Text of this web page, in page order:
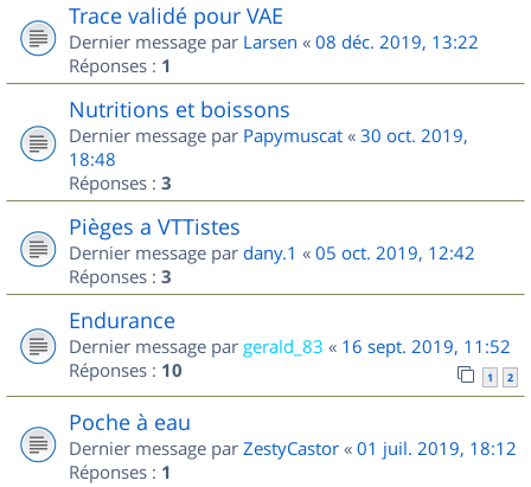
Trace validé pour VAE
Dernier message par Larsen « 08 déc. 2019, 13:22
Réponses : 1
Nutritions et boissons
Dernier message par Papymuscat « 30 oct. 2019,
18:48
Réponses : 3
Pièges a VTTistes
Dernier message par dany.1 « 05 oct. 2019, 12:42
Réponses : 3
Endurance
Dernier message par gerald_83 « 16 sept. 2019, 11:52
Réponses : 10 1 2
Poche à eau
Dernier message par ZestyCastor « 01 juil. 2019, 18:12
Réponses : 1